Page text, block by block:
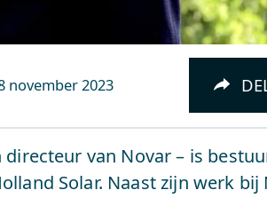
november 2023
van Novar – is
Solar. Naast zijn werk bij